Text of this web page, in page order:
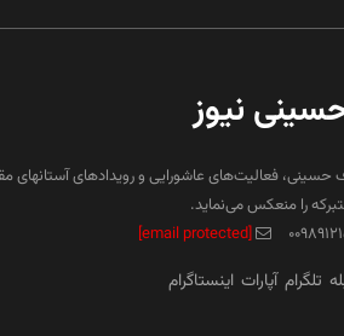
نیوز
حسینی، فعالیت‌های عاشورایی و رویدادهای
را منعکس می‌نماید.
[email protected]
تلگرام آپارات اینستاگرام